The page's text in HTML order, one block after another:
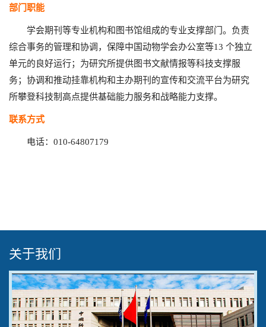
部门职能
学会期刊等专业机构和图书馆组成的专业支撑部门。负责
综合事务的管理和协调，保障中国动物学会办公室等13 个独立
单元的良好运行；为研究所提供图书文献情报等科技支撑服
务；协调和推动挂靠机构和主办期刊的宣传和交流平台为研究
所攀登科技制高点提供基础能力服务和战略能力支撑。
联系方式
电话：010-64807179
关于我们